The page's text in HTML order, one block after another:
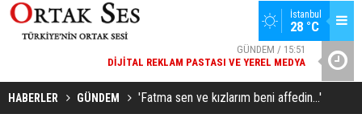
İstanbul
28 °C
GÜNDEM / 15:51
DIJITAL REKLAM PASTASI VE YEREL MEDYA
SPOR / 14:20
HABERLER GÜNDEM 'Fatma sen ve kızlarım beni affedin...'